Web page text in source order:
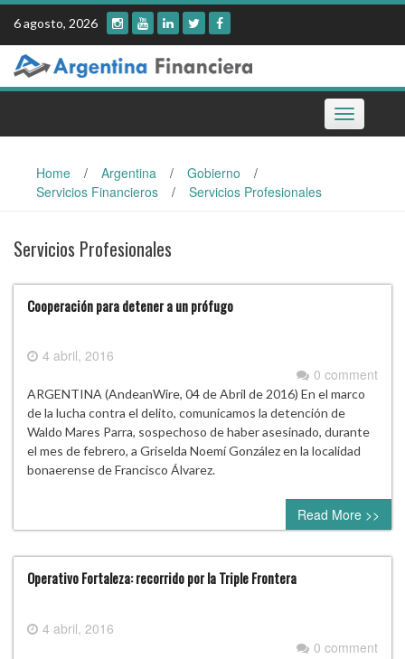
Skip
content
6 agosto, 2026
Toggle
navigation
Home / Argentina / Gobierno
/
Servicios Financieros
/ Servicios Profesionales
Servicios Profesionales
Cooperación para detener a un prófugo
4 abril, 2016
0 comment
ARGENTINA (AndeanWire, 04 de Abril de 2016) En el marco
de la lucha contra el delito, comunicamos la detención de
Waldo Mares Parra, sospechoso de haber asesinado, durante
el mes de febrero, a Griselda Noemí González en la localidad
bonaerense de Francisco Álvarez.
Read More >>
Operativo Fortaleza: recorrido por la Triple Frontera
4 abril, 2016
0 comment